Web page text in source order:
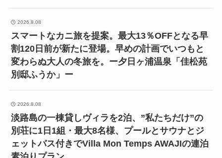
2026.8.08
スマートなカニ旅を提案。最大13％OFFとなる早
割120日前が新たに登場。早めの計画でいつもと
変わらぬ大人の冬旅を。ー夕日ヶ浦温泉「佳松苑
別邸ふうか」ー
2026.8.08
淡路島の一棟貸しヴィラを2泊、”私たちだけ”の
別荘に1日1組・最大8名様、プールとサウナとジ
ェットバス付きでVilla Mon Temps AWAJIの連泊